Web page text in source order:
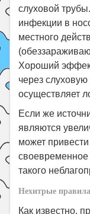
слуховой
инфекции в
местного
Хороший
через
осуществляет
Если же
являются
может
своевременное
такого
Нехитрые правила
Как известно,